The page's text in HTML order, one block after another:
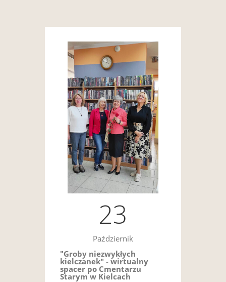
23
Październik
"Groby niezwykłych
kielczanek" - wirtualny
spacer po Cmentarzu
Starym w Kielcach